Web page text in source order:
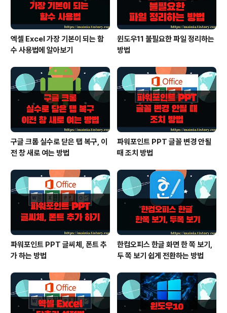
엑셀 Excel 가장 기본이 되는 함
수 사용법에 알아보기
윈도우11 불필요한 파일 정리하는
방법
구글 크롬 실수로 닫은 탭 복구, 이
전 창 새로 여는 방법
파워포인트 PPT 글꼴 변경 안될
때 조치 방법
파워포인트 PPT 글씨체, 폰트 추
가 하는 방법
한컴오피스 한글 화면 한 쪽 보기,
두 쪽 보기 쉽게 전환하는 방법